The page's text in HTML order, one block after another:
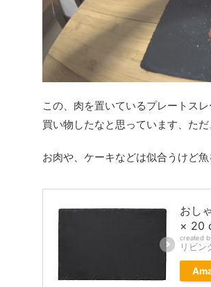
この、肉を置いているプレートス
買い物したなと思っています、た
お肉や、ケーキなどは似合うけど
おし
× 20
created
リビン